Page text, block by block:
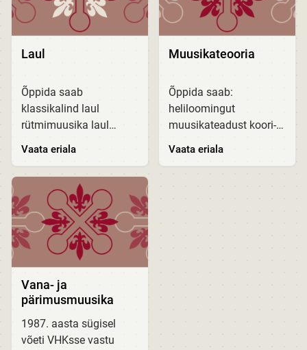
Laul
Õppida saab
klassikalind laul
rütmimuusika laul
Muusikakooli
kinnitatud ja leitavad
EHISes (Eesti Hariduse
Infosüsteemis) Anu
Aimla - rütmimuusika
laul,...
Vaata eriala
Muusikateooria
Õppida saab:
heliloomingut
muusikateadust koori-
ja orkestridirigeerimist
Vaata eriala
Vana- ja
pärimusmuusika
1987. aasta sügisel
võeti VHKsse vastu